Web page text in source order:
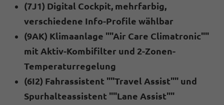
(7J1) Digital Cockpit, mehrfarbig,
verschiedene Info-Profile wählbar
(9AK) Klimaanlage ""Air Care Climatronic""
mit Aktiv-Kombifilter und 2-Zonen-
Temperaturregelung
(6I2) Fahrassistent ""Travel Assist"" und
Spurhalteassistent ""Lane Assist""